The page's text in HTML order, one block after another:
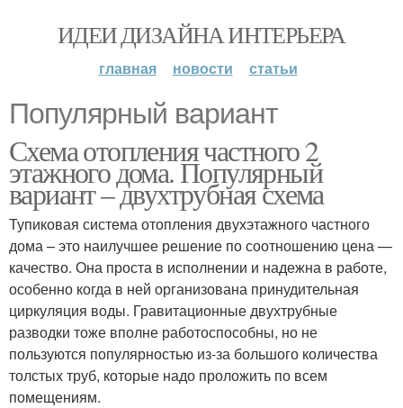
ИДЕИ ДИЗАЙНА ИНТЕРЬЕРА
главная новости статьи
Популярный вариант
Схема отопления частного 2
этажного дома. Популярный
вариант – двухтрубная схема
Тупиковая система отопления двухэтажного частного
дома – это наилучшее решение по соотношению цена —
качество. Она проста в исполнении и надежна в работе,
особенно когда в ней организована принудительная
циркуляция воды. Гравитационные двухтрубные
разводки тоже вполне работоспособны, но не
пользуются популярностью из-за большого количества
толстых труб, которые надо проложить по всем
помещениям.